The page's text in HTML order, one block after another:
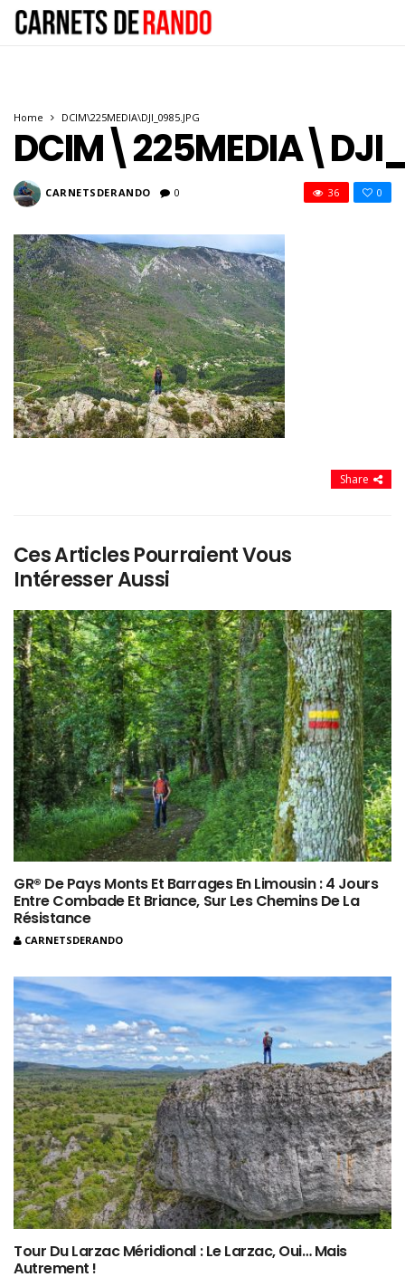
Home DCIM\225MEDIA\DJI_0985.JPG
CARNETSDERANDO 0 0
36
Share
Ces Articles Pourraient Vous
Intéresser Aussi
GR® De Pays Monts Et Barrages En Limousin : 4 Jours
Entre Combade Et Briance, Sur Les Chemins De La
Résistance
CARNETSDERANDO
Tour Du Larzac Méridional : Le Larzac, Oui… Mais
Autrement !